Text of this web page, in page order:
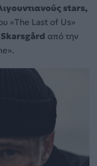
stars,
«The Last of Us»
από την